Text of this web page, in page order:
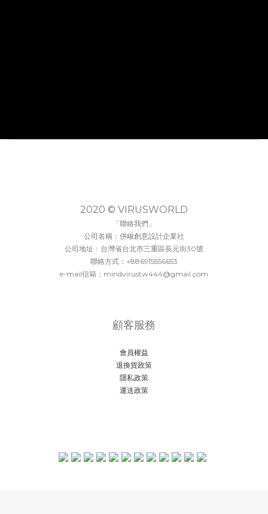
2020 © VIRUSWORLD
「聯絡我們」
公司名稱：併峻創意設計企業社
公司地址：台灣省台北市三重區長元街30號
聯絡方式：+886915556653
e-mail信箱：mindvirustw444@gmail.com
顧客服務
會員權益
退換貨政策
隱私政策
運送政策